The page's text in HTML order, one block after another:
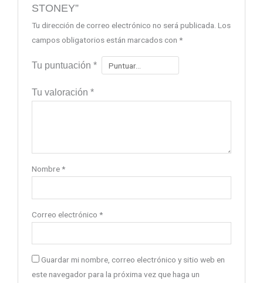
STONEY”
Tu dirección de correo electrónico no será publicada. Los
campos obligatorios están marcados con *
Tu puntuación *
Tu valoración *
Nombre*
Correo electrónico *
Guardar mi nombre, correo electrónico y sitio web en
este navegador para la próxima vez que haga un